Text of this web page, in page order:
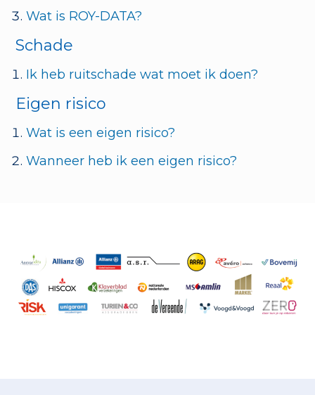
Wat is ROY-DATA?
Schade
Ik heb ruitschade wat moet ik doen?
Eigen risico
Wat is een eigen risico?
Wanneer heb ik een eigen risico?